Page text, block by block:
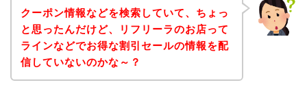
クーポン情報などを検索していて、ちょっ
と思ったんだけど、リフリーラのお店って
ラインなどでお得な割引セールの情報を配
信していないのかな～？